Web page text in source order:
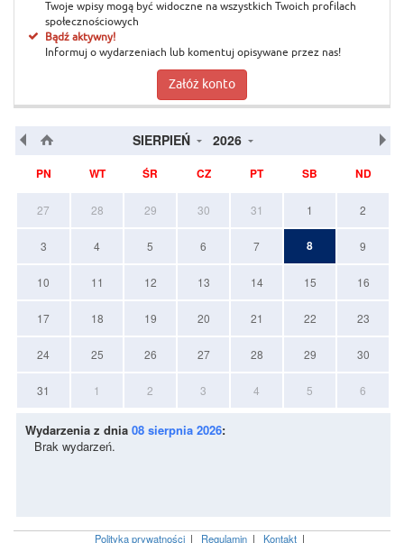
Twoje wpisy mogą być widoczne na wszystkich Twoich profilach
społecznościowych
Bądź aktywny!
Informuj o wydarzeniach lub komentuj opisywane przez nas!
Załóż konto
SIERPIEŃ 2026
PN WT ŚR CZ PT SB ND
27 28 29 30 31 1 2
3 4 5 6 7 8 9
10 11 12 13 14 15 16
17 18 19 20 21 22 23
24 25 26 27 28 29 30
31 1 2 3 4 5 6
Wydarzenia z dnia 08 sierpnia 2026:
Brak wydarzeń.
Polityka prywatności| Regulamin| Kontakt|